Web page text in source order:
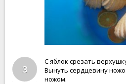
3
С яблок срезать
Вынуть сердцевину
ножом.